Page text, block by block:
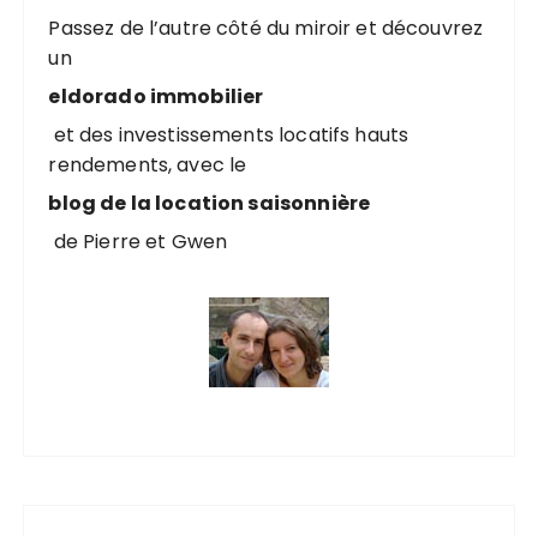
p
o
u
:
Passez de l’autre côté du miroir et découvrez
un
eldorado immobilier
et des investissements locatifs hauts
rendements, avec le
blog de la location saisonnière
de Pierre et Gwen